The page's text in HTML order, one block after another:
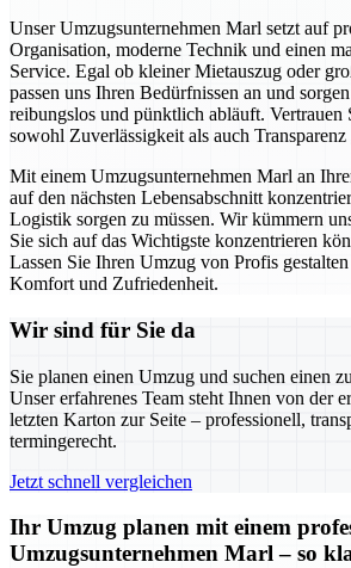
Unser Umzugsunternehmen Marl setzt auf
Organisation, moderne Technik und einen
Service. Egal ob kleiner Mietauszug oder
passen uns Ihren Bedürfnissen an und
reibungslos und pünktlich abläuft. Vertrauen
sowohl Zuverlässigkeit als auch
Mit einem Umzugsunternehmen Marl an
auf den nächsten Lebensabschnitt
Logistik sorgen zu müssen. Wir kümmern
Sie sich auf das Wichtigste konzentrieren
Lassen Sie Ihren Umzug von Profis
Komfort und Zufriedenheit.
Wir sind für Sie da
Sie planen einen Umzug und suchen einen
Unser erfahrenes Team steht Ihnen von der
letzten Karton zur Seite – professionell,
termingerecht.
Jetzt schnell vergleichen
Ihr Umzug planen mit einem
Umzugsunternehmen Marl – so